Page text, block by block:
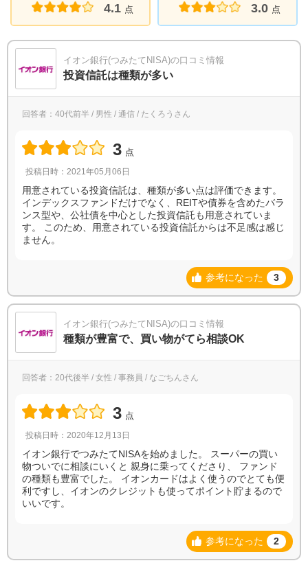
4.1 点 3.0 点
イオン銀行(つみたてNISA)の口コミ情報
投資信託は種類が多い
回答者：40代前半 / 男性 / 通信 / たくろうさん
3 点
投稿日時：2021年05月06日
用意されている投資信託は、種類が多い点は評価できます。
インデックスファンドだけでなく、REITや債券を含めたバラ
ンス型や、公社債を中心とした投資信託も用意されていま
す。 このため、用意されている投資信託からは不足感は感じ
ません。
参考になった 3
イオン銀行(つみたてNISA)の口コミ情報
種類が豊富で、買い物がてら相談OK
回答者：20代後半 / 女性 / 事務員 / なごちんさん
3 点
投稿日時：2020年12月13日
イオン銀行でつみたてNISAを始めました。 スーパーの買い
物ついでに相談にいくと 親身に乗ってくださり、 ファンド
の種類も豊富でした。 イオンカードはよく使うのでとても便
利ですし、イオンのクレジットも使ってポイント貯まるので
いいです。
参考になった 2